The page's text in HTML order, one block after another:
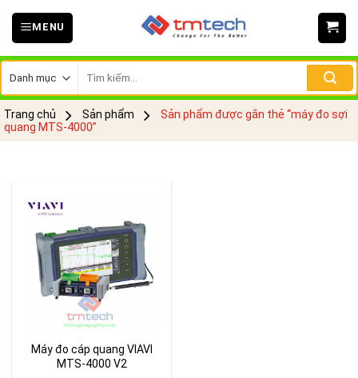
Skip
MENU
kiếm:
Trang chủ Sản phẩm
Sản phẩm được gắn thẻ “máy đo sợi
quang MTS-4000”
Máy đo cáp quang VIAVI
MTS-4000 V2